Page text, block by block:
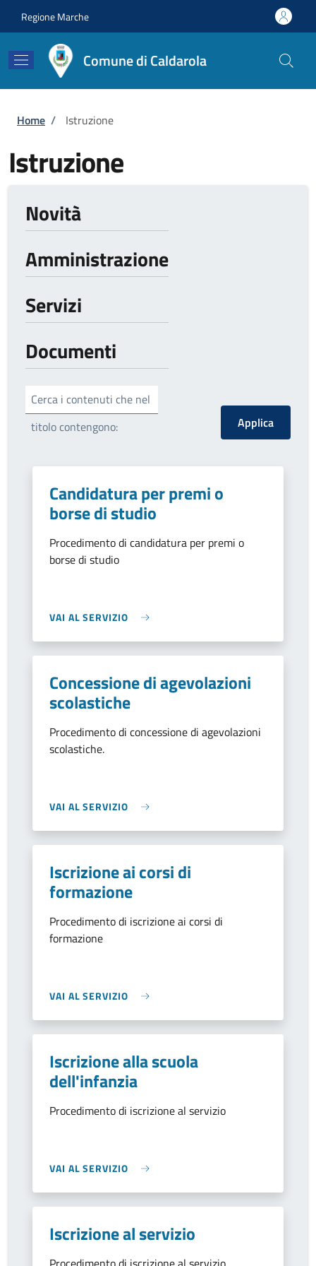
Regione Marche
Comune di Caldarola
Briciole di pane
Home / Istruzione
Istruzione
Novità
Amministrazione
Servizi
Documenti
Cerca i contenuti che nel
titolo contengono:
Candidatura per premi o
borse di studio
Procedimento di candidatura per premi o
borse di studio
VAI AL SERVIZIO
Concessione di agevolazioni
scolastiche
Procedimento di concessione di agevolazioni
scolastiche.
VAI AL SERVIZIO
Iscrizione ai corsi di
formazione
Procedimento di iscrizione ai corsi di
formazione
VAI AL SERVIZIO
Iscrizione alla scuola
dell'infanzia
Procedimento di iscrizione al servizio
VAI AL SERVIZIO
Iscrizione al servizio